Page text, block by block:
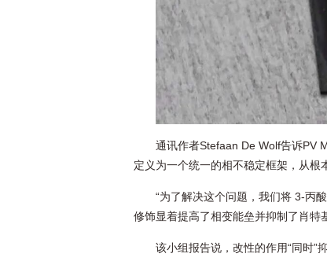
通讯作者Stefaan De Wolf告诉PV
定义为一个统一的相不稳定框架，从根
“为了解决这个问题，我们将 3-丙
修饰显着提高了相变能垒并抑制了肖特
该小组报告说，改性的作用“同时”